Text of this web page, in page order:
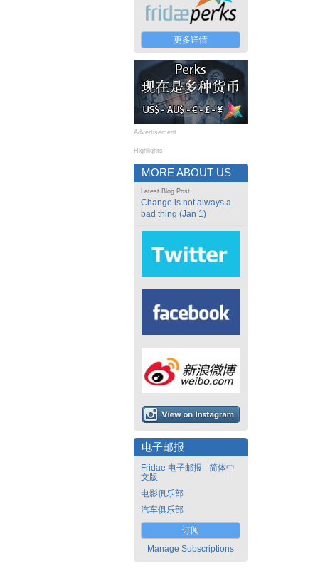
更多详情
Advertisement
Highlights
MORE ABOUT US
Latest Blog Post
Change is not always a
bad thing (Jan 1)
电子邮报
Fridae 电子邮报 - 简体中
文版
电影俱乐部
汽车俱乐部
订阅
Manage Subscriptions